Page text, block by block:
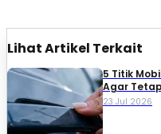
Lihat Artikel Terkait
5 Titik
Agar
23 Jul 2026